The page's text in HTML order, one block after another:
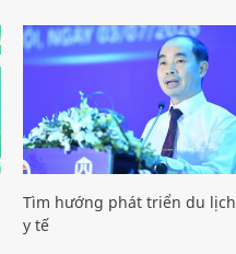
Tìm hướng phát triển du lịch
y tế